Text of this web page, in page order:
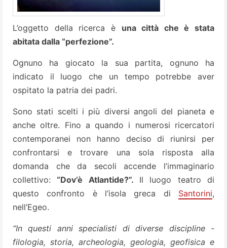
L’oggetto della ricerca è una città che è stata
abitata dalla “perfezione”.
Ognuno ha giocato la sua partita, ognuno ha
indicato il luogo che un tempo potrebbe aver
ospitato la patria dei padri.
Sono stati scelti i più diversi angoli del pianeta e
anche oltre. Fino a quando i numerosi ricercatori
contemporanei non hanno deciso di riunirsi per
confrontarsi e trovare una sola risposta alla
domanda che da secoli accende l’immaginario
collettivo: “Dov’è Atlantide?”. Il luogo teatro di
questo confronto è l’isola greca di Santorini,
nell’Egeo.
“In questi anni specialisti di diverse discipline -
filologia, storia, archeologia, geologia, geofisica e